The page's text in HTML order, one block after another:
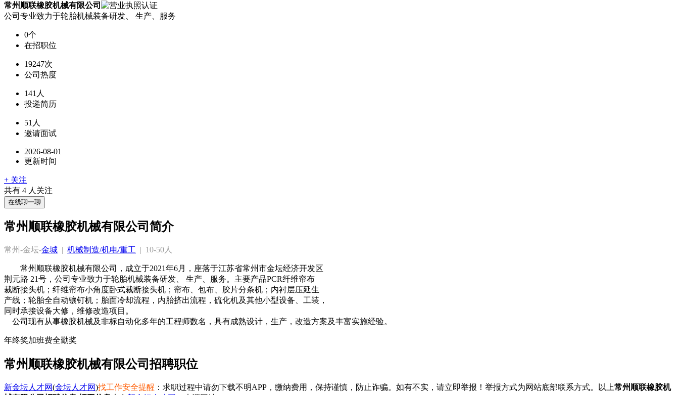
常州顺联橡胶机械有限公司
公司专业致力于轮胎机械装备研发、 生产、服务
0个
在招职位
19247次
公司热度
141人
投递简历
51人
邀请面试
2026-08-01
更新时间
+ 关注
共有 4 人关注
在线聊一聊
常州顺联橡胶机械有限公司简介
常州-金坛-金城 | 机械制造/机电/重工 |  10-50人
常州顺联橡胶机械有限公司，成立于2021年6月，座落于江苏省常州市金坛经济开发区
荆元路 21号，公司专业致力于轮胎机械装备研发、 生产、服务。主要产品PCR纤维帘布
裁断接头机；纤维帘布小角度卧式裁断接头机；帘布、包布、胶片分条机；内衬层压延生
产线；轮胎全自动镶钉机；胎面冷却流程，内胎挤出流程，硫化机及其他小型设备、工装，
同时承接设备大修，维修改造项目。
年终奖加班费全勤奖
常州顺联橡胶机械有限公司招聘职位
新金坛人才网(金坛人才网)找工作安全提醒 ：求职过程中请勿下载不明APP，缴纳费用，保持谨慎，防止诈骗。如有不实，请立即举报！举报方式为网站底部联系方式。以上常州顺联橡胶机